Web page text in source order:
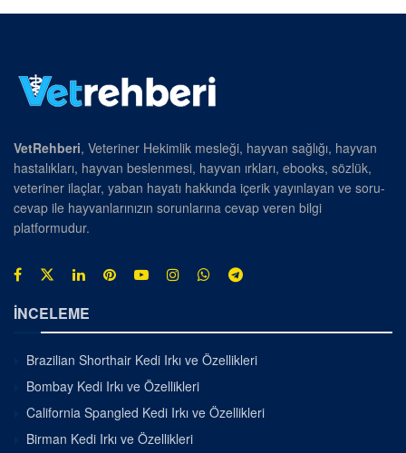
VetRehberi, Veteriner Hekimlik mesleği, hayvan sağlığı, hayvan
hastalıkları, hayvan beslenmesi, hayvan ırkları, ebooks, sözlük,
veteriner ilaçlar, yaban hayatı hakkında içerik yayınlayan ve soru-
cevap ile hayvanlarınızın sorunlarına cevap veren bilgi
platformudur.
İNCELEME
Brazilian Shorthair Kedi Irkı ve Özellikleri
Bombay Kedi Irkı ve Özellikleri
California Spangled Kedi Irkı ve Özellikleri
Birman Kedi Irkı ve Özellikleri